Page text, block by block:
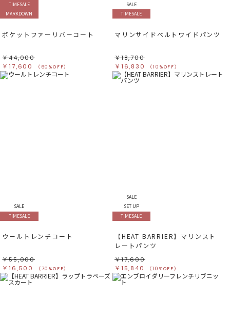
TIMESALE
MARKDOWN
ポケットファーリバーコート
￥44,000
￥17,600
（60%OFF）
SALE
TIMESALE
マリンサイドベルトワイドパンツ
￥18,700
￥16,830
（10%OFF）
SALE
TIMESALE
ウールトレンチコート
￥55,000
￥16,500
（70%OFF）
SALE
SET UP
TIMESALE
【HEAT BARRIER】マリンスト
レートパンツ
￥17,600
￥15,840
（10%OFF）